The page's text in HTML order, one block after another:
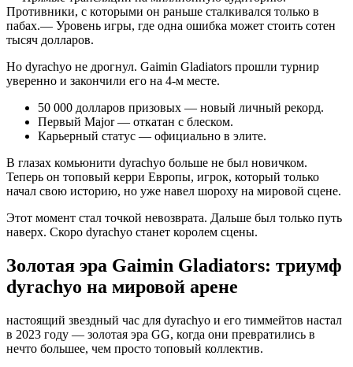
Противники, с которыми он раньше сталкивался только в
пабах.— Уровень игры, где одна ошибка может стоить сотен
тысяч долларов.
Но dyrachyo не дрогнул. Gaimin Gladiators прошли турнир
уверенно и закончили его на 4-м месте.
50 000 долларов призовых — новый личный рекорд.
Первый Major — откатан с блеском.
Карьерный статус — официально в элите.
В глазах комьюнити dyrachyo больше не был новичком.
Теперь он топовый керри Европы, игрок, который только
начал свою историю, но уже навел шороху на мировой сцене.
Этот момент стал точкой невозврата. Дальше был только путь
наверх. Скоро dyrachyo станет королем сцены.
Золотая эра Gaimin Gladiators: триумф
dyrachyo на мировой арене
настоящий звездный час для dyrachyo и его тиммейтов настал
в 2023 году — золотая эра GG, когда они превратились в
нечто большее, чем просто топовый коллектив.